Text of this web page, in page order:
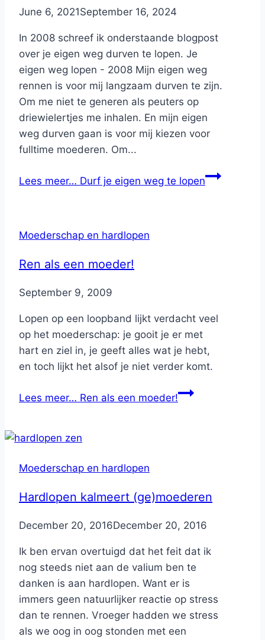
ByNicole
June 6, 2021September 16, 2024
In 2008 schreef ik onderstaande blogpost
over je eigen weg durven te lopen. Je
eigen weg lopen - 2008 Mijn eigen weg
rennen is voor mij langzaam durven te zijn.
Om me niet te generen als peuters op
driewielertjes me inhalen. En mijn eigen
weg durven gaan is voor mij kiezen voor
fulltime moederen. Om...
Lees meer… Durf je eigen weg te lopen
Moederschap en hardlopen
Ren als een moeder!
ByNicole
September 9, 2009
Lopen op een loopband lijkt verdacht veel
op het moederschap: je gooit je er met
hart en ziel in, je geeft alles wat je hebt,
en toch lijkt het alsof je niet verder komt.
Lees meer… Ren als een moeder!
Moederschap en hardlopen
Hardlopen kalmeert (ge)moederen
ByNicole
December 20, 2016December 20, 2016
Ik ben ervan overtuigd dat het feit dat ik
nog steeds niet aan de valium ben te
danken is aan hardlopen. Want er is
immers geen natuurlijker reactie op stress
dan te rennen. Vroeger hadden we stress
als we oog in oog stonden met een